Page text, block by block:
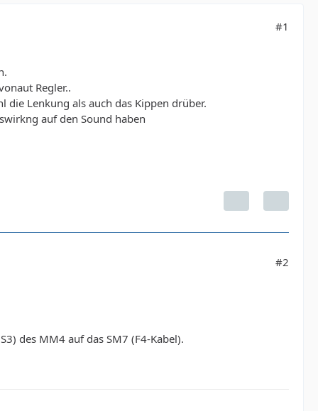
#1
Regler..
Lenkung als auch das Kippen drüber.
auf den Sound haben
#2
des MM4 auf das SM7 (F4-Kabel).